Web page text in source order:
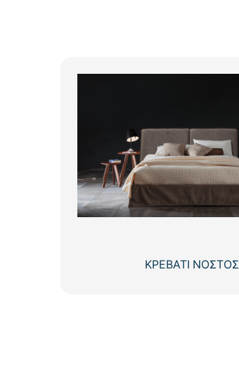
ΚΡΕΒΑΤΙ ΝΟΣΤΟΣ